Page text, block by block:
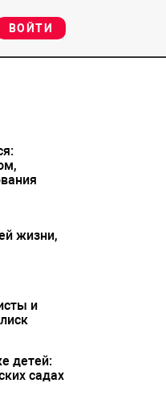
ВОЙТИ
жизни,
и
детей:
садах